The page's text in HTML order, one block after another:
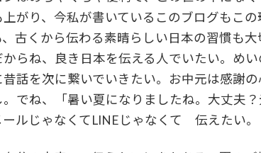
がり、今私が書いているこのブログもこ
、古くから伝わる素晴らしい日本の習慣も
からね、良き日本を伝える人でいたい。め
話を次に繋いでいきたい。お中元は感謝
でね、「暑い夏になりましたね。大丈夫
ールじゃなくてLINEじゃなくて 伝えたい。